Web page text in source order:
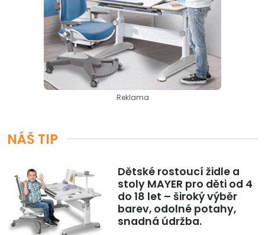
Reklama
NÁŠ TIP
Dětské rostoucí židle a
stoly MAYER pro děti od 4
do 18 let – široký výběr
barev, odolné potahy,
snadná údržba.